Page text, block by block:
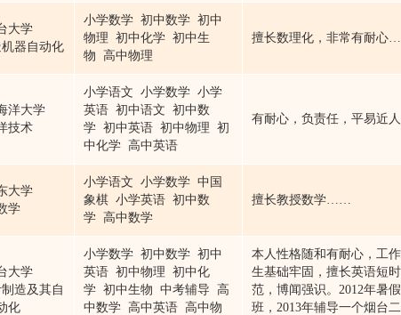
大学
器自动化
小学数学 初中数学 初中
物理 初中化学 初中生
物 高中物理
擅长数理化，非常有耐心
洋大学
技术
小学语文 小学数学 小学
英语 初中语文 初中数
学 初中英语 初中物理 初
中化学 高中英语
有耐心，负责任，平易近
大学
学
小学语文 小学数学 中国
象棋 小学英语 初中数
学 高中数学
擅长教授数学……
大学
造及其自
化
小学数学 初中数学 初中
英语 初中物理 初中化
学 初中生物 中考辅导 高
中数学 高中英语 高中物
本人性格随和有耐心，工
生基础牢固，擅长英语短
范，博闻强识。2012年暑
班，2013年辅导一个烟台